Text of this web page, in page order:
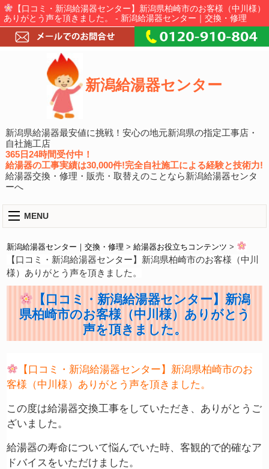
【口コミ・新潟給湯器センター】新潟県柏崎市のお客様（中川様）
ありがとう声を頂きました。 - 新潟給湯器センター｜交換・修理
新潟給湯器センター
新潟県給湯器最安値に挑戦！安心の地元新潟県の指定工事店・
自社施工店
365日24時間受付中！
給湯器の工事実績は30,000件!完全自社施工による経験と技術力!
給湯器交換・修理・販売・取替えのことなら新潟給湯器センタ
ーへ
MENU
新潟給湯器センター｜交換・修理 >給湯器お役立ちコンテンツ >
【口コミ・新潟給湯器センター】新潟県柏崎市のお客様（中川
様）ありがとう声を頂きました。
【口コミ・新潟給湯器センター】新潟
県柏崎市のお客様（中川様）ありがとう
声を頂きました。
【口コミ・新潟給湯器センター】新潟県柏崎市のお
客様（中川様）ありがとう声を頂きました。
この度は給湯器交換工事をしていただき、ありがとうご
ざいました。
給湯器の寿命について悩んでいた時、客観的で的確なア
ドバイスをいただけました。